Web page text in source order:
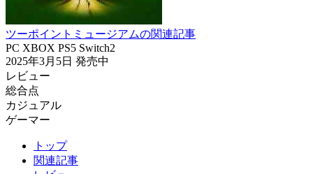
ツーポイントミュージアムの関連記事
PC XBOX PS5 Switch2
2025年3月5日 発売中
レビュー
総合点
カジュアル
ゲーマー
トップ
関連記事